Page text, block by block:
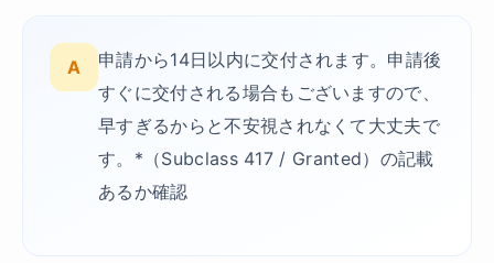
A
申請から14日以内に交付されます。申請後
すぐに交付される場合もございますので、
早すぎるからと不安視されなくて大丈夫で
す。*（Subclass 417 / Granted）の記載
あるか確認